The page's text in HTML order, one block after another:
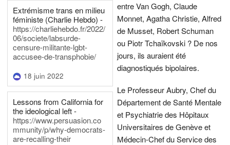
Extrémisme trans en milieu
féministe (Charlie Hebdo) -
https://charliehebdo.fr/2022/
06/societe/labsurde-
censure-militante-lgbt-
accusee-de-transphobie/
18 juin 2022
Lessons from California for
the ideological left -
https://www.persuasion.co
mmunity/p/why-democrats-
are-recalling-their
entre Van Gogh, Claude
Monnet, Agatha Christie, Alfred
de Musset, Robert Schuman
ou Piotr Tchaïkovski ? De nos
jours, ils auraient été
diagnostiqués bipolaires.
Le Professeur Aubry, Chef du
Département de Santé Mentale
et Psychiatrie des Hôpitaux
Universitaires de Genève et
Médecin-Chef du Service des